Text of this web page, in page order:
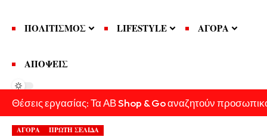
ΠΟΛΙΤΙΣΜΟΣ LIFESTYLE ΑΓΟΡΑ
ΑΠΟΨΕΙΣ
Θέσεις εργασίας: Τα ΑΒ Shop & Go αναζητούν
ΑΓΟΡΑ ΠΡΩΤΗ ΣΕΛΙΔΑ